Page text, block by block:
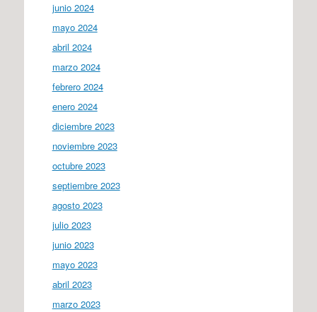
junio 2024
mayo 2024
abril 2024
marzo 2024
febrero 2024
enero 2024
diciembre 2023
noviembre 2023
octubre 2023
septiembre 2023
agosto 2023
julio 2023
junio 2023
mayo 2023
abril 2023
marzo 2023